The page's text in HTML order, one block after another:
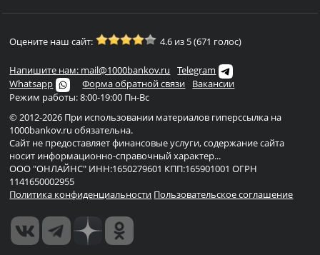
Оцените наш сайт: 4.6 из 5 (671 голос)
Напишите нам: mail@1000bankov.ru
Telegram
Whatsapp
Форма обратной связи
Вакансии
Режим работы: 8:00-19:00 Пн-Вс
© 2012-2026 При использовании материалов гиперссылка на
1000bankov.ru обязательна.
Сайт не предоставляет финансовые услуги, содержание сайта
носит информационно-справочный характер...
ООО "ОНЛАЙНС" ИНН:1650279601 КПП:165901001 ОГРН
1141650002955
Политика конфиденциальности Пользовательское соглашение